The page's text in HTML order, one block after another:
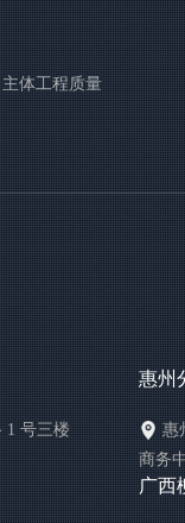
主体工程质量
1 号三楼
惠州
惠
商务
广西